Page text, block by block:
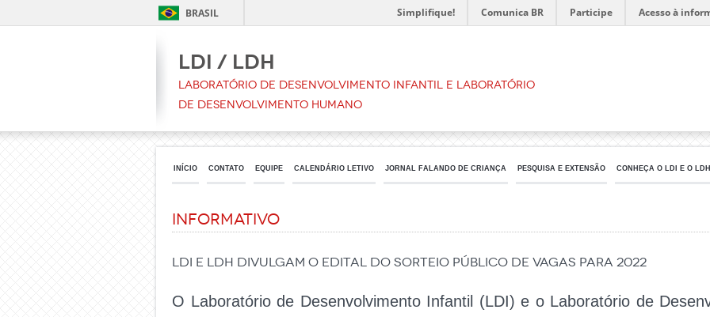
BRASIL Simplifique! Comunica BR Participe Acesso à
LDI / LDH
Laboratório de Desenvolvimento Infantil e Laboratório
de Desenvolvimento Humano
INÍCIO CONTATO EQUIPE CALENDÁRIO LETIVO JORNAL FALANDO DE CRIANÇA PESQUISA E EXTENSÃO CONHEÇA O LDI E O LDH
Informativo
LDI e LDH divulgam o Edital do Sorteio Público de Vagas para 2022
O Laboratório de Desenvolvimento Infantil (LDI) e o Laboratório de